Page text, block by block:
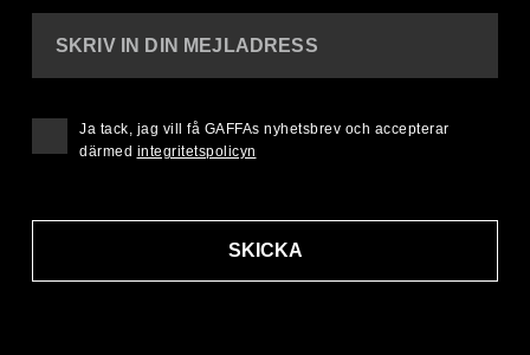
SKRIV IN DIN MEJLADRESS
SKICKA
Ja tack, jag vill få GAFFAs nyhetsbrev och accepterar
därmed integritetspolicyn